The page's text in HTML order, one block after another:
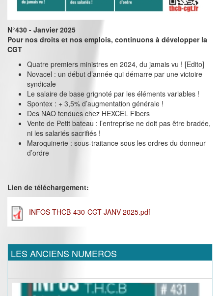
N°430 - Janvier 2025
Pour nos droits et nos emplois, continuons à développer la
CGT
Quatre premiers ministres en 2024, du jamais vu ! [Edito]
Novacel : un début d’année qui démarre par une victoire
syndicale
Le salaire de base grignoté par les éléments variables !
Spontex : + 3,5% d’augmentation générale !
Des NAO tendues chez HEXCEL Fibers
Vente de Petit bateau : l’entreprise ne doit pas être bradée,
ni les salariés sacrifiés !
Maroquinerie : sous-traitance sous les ordres du donneur
d’ordre
Lien de téléchargement:
INFOS-THCB-430-CGT-JANV-2025.pdf
LES ANCIENS NUMEROS